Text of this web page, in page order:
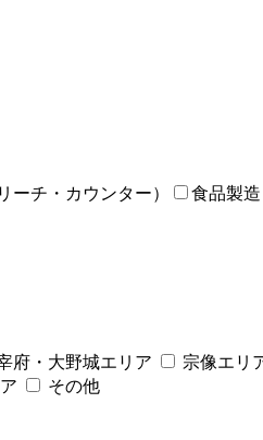
ーチ・カウンター） 食品製造
府・大野城エリア 宗像エリ
その他